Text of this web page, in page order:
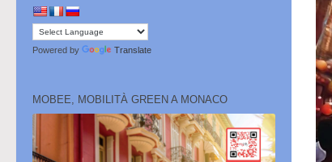
Powered by Translate
MOBEE, MOBILITÀ GREEN A MONACO